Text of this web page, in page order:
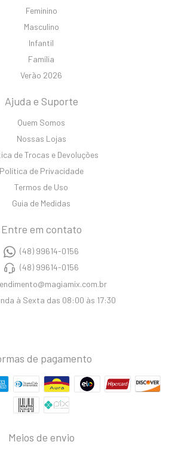
Feminino
Masculino
Infantil
Família
Verão 2026
Ajuda e Suporte
Quem Somos
Nossas Lojas
de Trocas e Devoluções
Política de Privacidade
Termos de Uso
Guia de Medidas
Entre em contato
(48) 99614-0156
(48) 99614-0156
à Sexta das 08:00 às 17:30
de pagamento
Meios de envio